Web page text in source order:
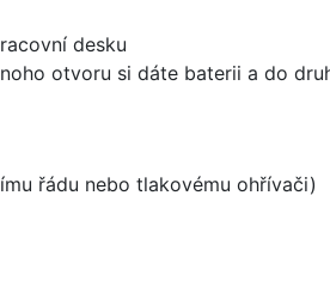
desku
otvoru si dáte baterii a do
řádu nebo tlakovému ohřívači)